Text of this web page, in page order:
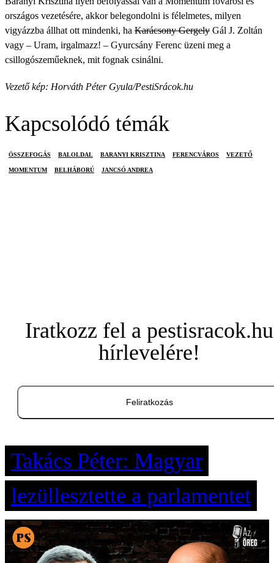
országos vezetésére, akkor belegondolni is félelmetes, milyen
vigyázzba állhat ott mindenki, ha Karácsony Gergely Gál J. Zoltán
vagy – Uram, irgalmazz! – Gyurcsány Ferenc üzeni meg a
csillogószeműeknek, mit fognak csinálni.
Vezető kép: Horváth Péter Gyula/PestiSrácok.hu
Kapcsolódó témák
ÖSSZEFOGÁS BALOLDAL BARANYI KRISZTINA FERENCVÁROS VEZETŐ
MOMENTUM BELHÁBORÚ JANCSÓ ANDREA
Iratkozz fel a pestisracok.hu
hírlevelére!
Feliratkozás
Takács Péter: Magyar
lezüllesztette a parlamentet